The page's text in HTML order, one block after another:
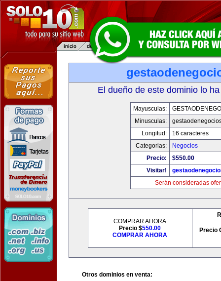
El dueño de este dominio lo
Mayusculas:
Minusculas:
Longitud:
16 caracteres
Categorias:
Negocios
Precio:
$550.00
Visitar!
Serán consideradas
COMPRAR AHORA
Precio $550.00
COMPRAR AHORA
Precio
Otros dominios en venta: